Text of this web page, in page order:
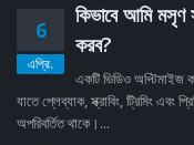
6
এপ্রি.
কিভাবে আমি মসৃণ
করব?
একটি ভিডিও অপ্টিমাইজ
যাতে প্লেব্যাক, স্ক্রাবিং, ট্রিমিং
অপরিবর্তিত থাকে।...